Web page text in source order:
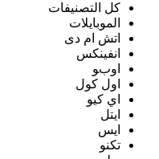
كل التصنيفات
الموبايلات
اتش ام دى
انفينكس
اوبو
اول كول
اي كيو
ايتل
ايس
تكنو